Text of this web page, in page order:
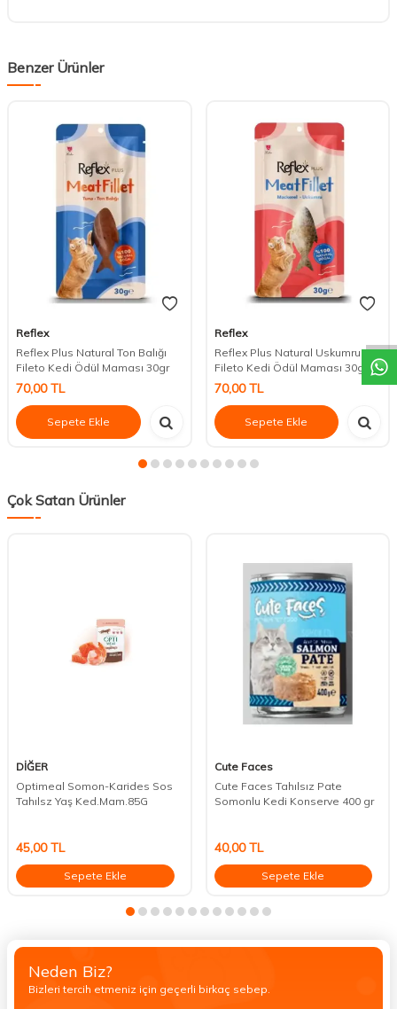
DESTEK
Benzer Ürünler
Reflex
Reflex Plus Natural Ton Balığı
Fileto Kedi Ödül Maması 30gr
70,00TL
Sepete Ekle
Reflex
Reflex Plus Natural Uskumru
Fileto Kedi Ödül Maması 30gr
70,00TL
Sepete Ekle
Çok Satan Ürünler
DİĞER
Optimeal Somon-Karides Sos
Tahılsz Yaş Ked.Mam.85G
45,00TL
Sepete Ekle
Cute Faces
Cute Faces Tahılsız Pate
Somonlu Kedi Konserve 400 gr
40,00TL
Sepete Ekle
Neden Biz?
Bizleri tercih etmeniz için geçerli birkaç sebep.